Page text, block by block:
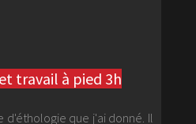
travail à pied 3h
d'éthologie que j'ai donné. Il